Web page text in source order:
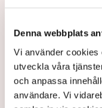
Denna webbplats
Vi använder
utveckla våra
och anpassa
användare. Vi
– Jag tror inte ens att
nog inte ens om att
Vill minska
Geopolitiken på en
roll, enligt Ekdahl på